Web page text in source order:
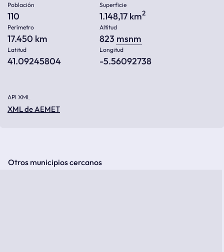
Población
110
Superficie
1.148,17 km2
Perímetro
17.450 km
Altitud
823 msnm
Latitud
41.09245804
Longitud
-5.56092738
API XML
XML de AEMET
Otros municipios cercanos